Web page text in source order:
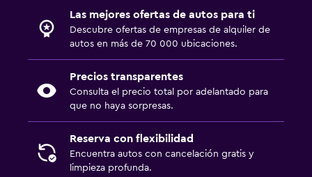
Las mejores ofertas de autos para ti
Descubre ofertas de empresas de alquiler de
autos en más de 70 000 ubicaciones.
Precios transparentes
Consulta el precio total por adelantado para
que no haya sorpresas.
Reserva con flexibilidad
Encuentra autos con cancelación gratis y
limpieza profunda.